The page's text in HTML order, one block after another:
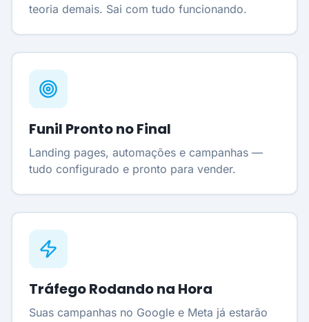
teoria demais. Sai com tudo funcionando.
Funil Pronto no Final
Landing pages, automações e campanhas —
tudo configurado e pronto para vender.
Tráfego Rodando na Hora
Suas campanhas no Google e Meta já estarão